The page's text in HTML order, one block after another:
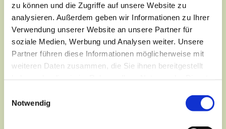
zu können und die Zugriffe auf unsere Website zu
analysieren. Außerdem geben wir Informationen zu Ihrer
Verwendung unserer Website an unsere Partner für
soziale Medien, Werbung und Analysen weiter. Unsere
Partner führen diese Informationen möglicherweise mit
weiteren Daten zusammen, die Sie ihnen bereitgestellt
Notwendig